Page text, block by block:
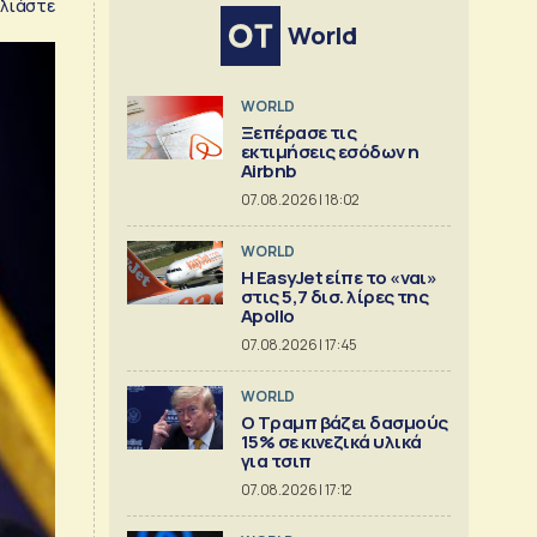
World
WORLD
Ξεπέρασε τις
εκτιμήσεις εσόδων η
Airbnb
07.08.2026 | 18:02
WORLD
Η EasyJet είπε το «ναι»
στις 5,7 δισ. λίρες της
Apollo
07.08.2026 | 17:45
WORLD
Ο Τραμπ βάζει δασμούς
15% σε κινεζικά υλικά
για τσιπ
07.08.2026 | 17:12